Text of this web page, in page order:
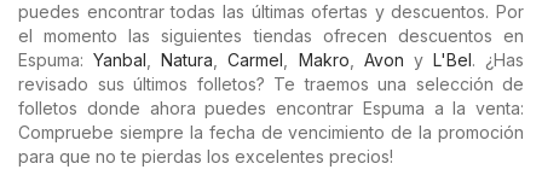
puedes encontrar todas las últimas ofertas y descuentos. Por
el momento las siguientes tiendas ofrecen descuentos en
Espuma:Yanbal ,Natura ,Carmel Makro Avon y L'Bel. ¿Has
revisado sus últimos folletos? Te traemos una selección de
folletos donde ahora puedes encontrar Espuma a la venta:
Compruebe siempre la fecha de vencimiento de la promoción
para que no te pierdas los excelentes precios!